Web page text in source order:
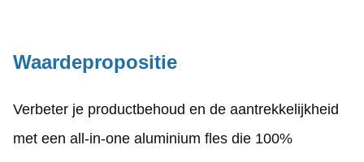
Waardepropositie
Verbeter je productbehoud en de aantrekkelijkheid
met een all-in-one aluminium fles die 100%